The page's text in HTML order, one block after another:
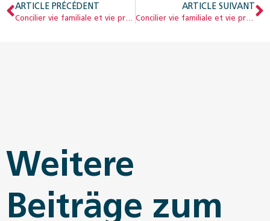
ARTICLE PRÉCÉDENT ARTICLE SUIVANT
Concilier vie familiale et vie professionnelle : libre choix, compromis ou sacrifice ?
Weitere
Beiträge zum